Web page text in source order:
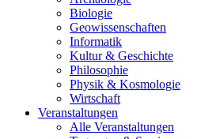
Biologie
Geowissenschaften
Informatik
Kultur & Geschichte
Philosophie
Physik & Kosmologie
Wirtschaft
Veranstaltungen
Alle Veranstaltungen